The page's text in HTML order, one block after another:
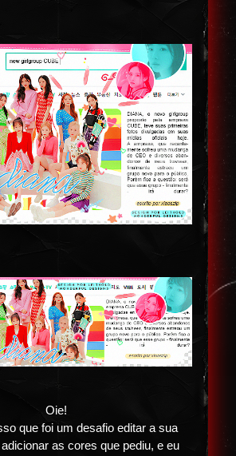
Oie!
que foi um desafio editar a sua
as cores que pediu, e eu